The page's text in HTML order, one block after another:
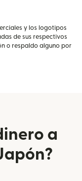
y los logotipos
de sus respectivos
o respaldo alguno por
a